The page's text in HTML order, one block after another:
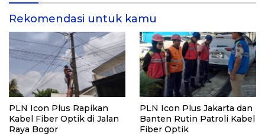
Rekomendasi untuk kamu
PLN Icon Plus Rapikan
Kabel Fiber Optik di Jalan
Raya Bogor
PLN Icon Plus Jakarta dan
Banten Rutin Patroli Kabel
Fiber Optik